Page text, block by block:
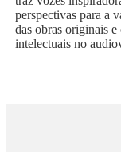
perspectivas para a
das obras originais
intelectuais no